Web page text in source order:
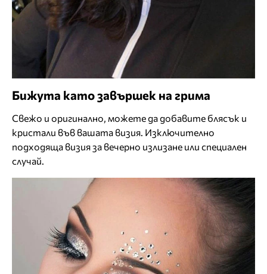
Бижута като завършек на грима
Свежо и оригинално, можете да добавите блясък и
кристали във вашата визия. Изключително
подходяща визия за вечерно излизане или специален
случай.